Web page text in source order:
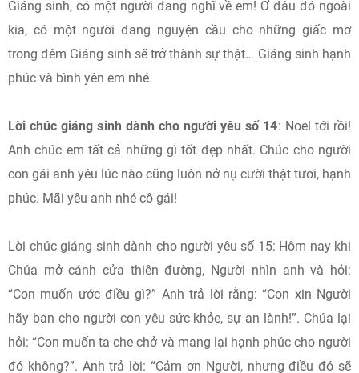
Giáng sinh, có một người đang nghĩ về em! Ở đâu đó ngoài
kia, có một người đang nguyện cầu cho những giấc mơ
trong đêm Giáng sinh sẽ trở thành sự thật… Giáng sinh hạnh
phúc và bình yên em nhé.
Lời chúc giáng sinh dành cho người yêu số 14: Noel tới rồi!
Anh chúc em tất cả những gì tốt đẹp nhất. Chúc cho người
con gái anh yêu lúc nào cũng luôn nở nụ cười thật tươi, hạnh
phúc. Mãi yêu anh nhé cô gái!
Lời chúc giáng sinh dành cho người yêu số 15: Hôm nay khi
Chúa mở cánh cửa thiên đường, Người nhìn anh và hỏi:
“Con muốn ước điều gì?” Anh trả lời rằng: “Con xin Người
hãy ban cho người con yêu sức khỏe, sự an lành!”. Chúa lại
hỏi: “Con muốn ta che chở và mang lại hạnh phúc cho người
đó không?”. Anh trả lời: “Cảm ơn Người, nhưng điều đó sẽ